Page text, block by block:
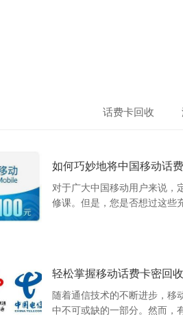
话费卡回收
如何巧妙地将中国移动话
对于广大中国移动用户来说，
修课。但是，您是否想过这些
轻松掌握移动话费卡密回
随着通信技术的不断进步，移
中不可或缺的一部分。然而，